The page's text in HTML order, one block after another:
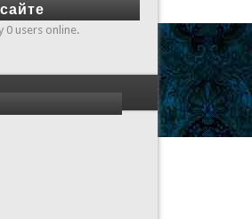
0 users online.